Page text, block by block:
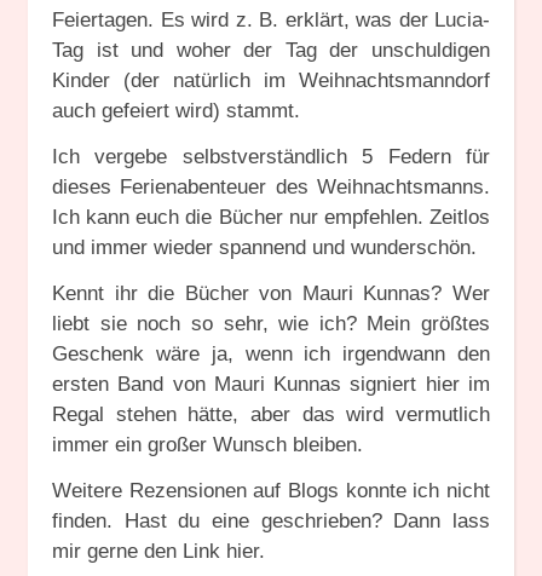
Feiertagen. Es wird z. B. erklärt, was der Lucia-
Tag ist und woher der Tag der unschuldigen
Kinder (der natürlich im Weihnachtsmanndorf
auch gefeiert wird) stammt.
Ich vergebe selbstverständlich 5 Federn für
dieses Ferienabenteuer des Weihnachtsmanns.
Ich kann euch die Bücher nur empfehlen. Zeitlos
und immer wieder spannend und wunderschön.
Kennt ihr die Bücher von Mauri Kunnas? Wer
liebt sie noch so sehr, wie ich? Mein größtes
Geschenk wäre ja, wenn ich irgendwann den
ersten Band von Mauri Kunnas signiert hier im
Regal stehen hätte, aber das wird vermutlich
immer ein großer Wunsch bleiben.
Weitere Rezensionen auf Blogs konnte ich nicht
finden. Hast du eine geschrieben? Dann lass
mir gerne den Link hier.